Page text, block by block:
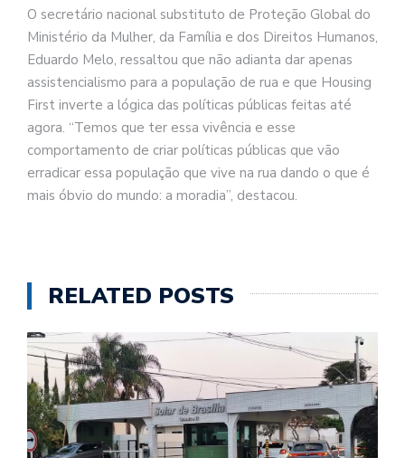
O secretário nacional substituto de Proteção Global do
Ministério da Mulher, da Família e dos Direitos Humanos,
Eduardo Melo, ressaltou que não adianta dar apenas
assistencialismo para a população de rua e que Housing
First inverte a lógica das políticas públicas feitas até
agora. “Temos que ter essa vivência e esse
comportamento de criar políticas públicas que vão
erradicar essa população que vive na rua dando o que é
mais óbvio do mundo: a moradia”, destacou.
RELATED POSTS